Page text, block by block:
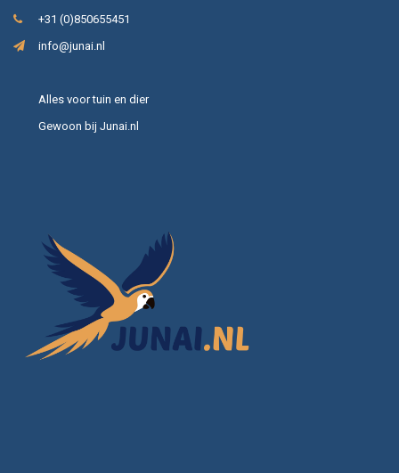
+31 (0)850655451
info@junai.nl
Alles voor tuin en dier
Gewoon bij Junai.nl